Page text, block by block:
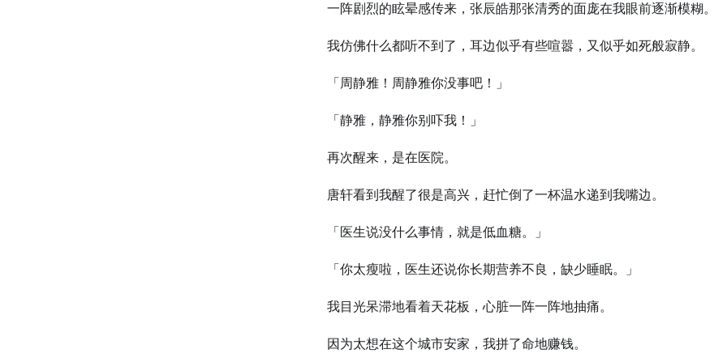
⼀阵剧烈的眩晕感传来，张辰皓那张清秀的面庞在我眼前逐渐模糊。
我仿佛什么都听不到了，耳边似乎有些喧嚣，又似乎如死般寂静。
「周静雅！周静雅你没事吧！」
「静雅，静雅你别吓我！」
再次醒来，是在医院。
唐轩看到我醒了很是高兴，赶忙倒了⼀杯温水递到我嘴边。
「医⽣说没什么事情，就是低血糖。」
「你太瘦啦，医⽣还说你长期营养不良，缺少睡眠。」
我目光呆滞地看着天花板，心脏⼀阵⼀阵地抽痛。
因为太想在这个城市安家，我拼了命地赚钱。